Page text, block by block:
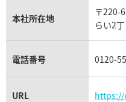
パネライ買取
チューダー（チュードル）買
本社所在地
〒220-
らい2
電話番号 0120-
URL